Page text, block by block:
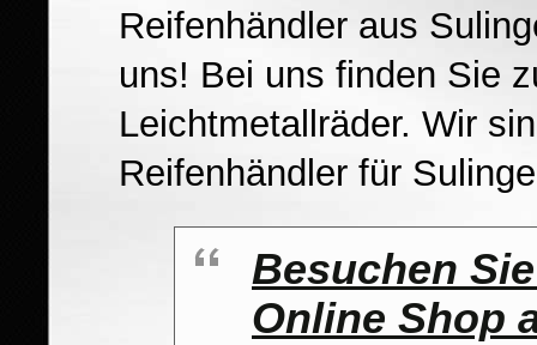
Reifenhändler aus
uns! Bei uns finden Sie
Leichtmetallräder. Wir
Reifenhändler für
Besuchen
Online Shop